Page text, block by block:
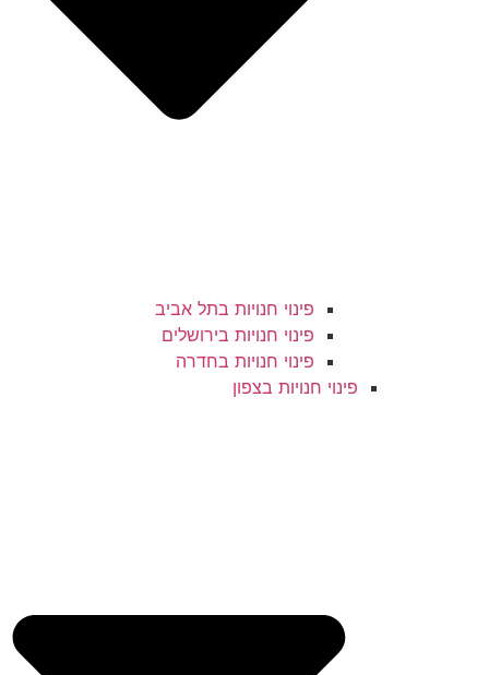
פינוי חנויות בתל אביב
פינוי חנויות בירושלים
פינוי חנויות בחדרה
פינוי חנויות בצפון